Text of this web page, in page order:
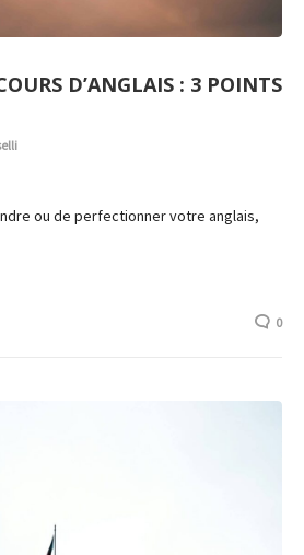
D’ANGLAIS : 3 POINTS
ou de perfectionner votre anglais,
0